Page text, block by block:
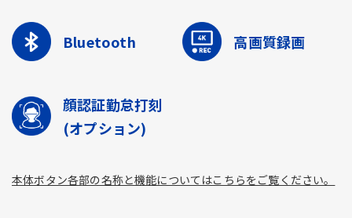
Bluetooth 高画質録画
顔認証勤怠打刻
(オプション)
本体ボタン各部の名称と機能についてはこちらをご覧ください。